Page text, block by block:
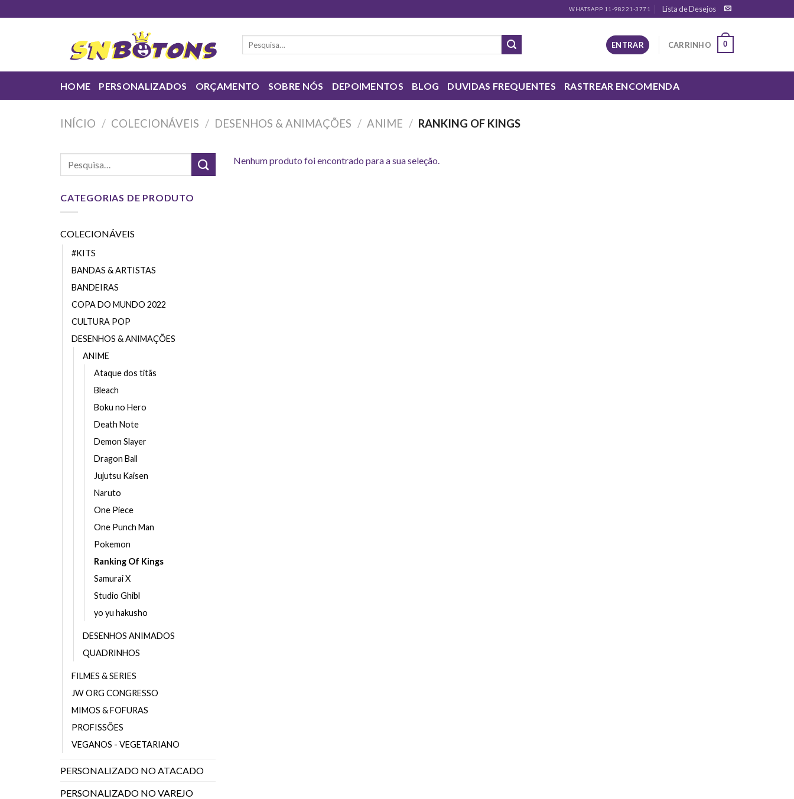
to
WHATSAPP 11-98221-3771 Lista de Desejos
ENTRAR CARRINHO 0
HOME PERSONALIZADOS ORÇAMENTO SOBRE NÓS DEPOIMENTOS BLOG DUVIDAS FREQUENTES RASTREAR ENCOMENDA
INÍCIO / COLECIONÁVEIS / DESENHOS & ANIMAÇÕES / ANIME / RANKING OF KINGS
CATEGORIAS DE PRODUTO
COLECIONÁVEIS
#KITS
BANDAS & ARTISTAS
BANDEIRAS
COPA DO MUNDO 2022
CULTURA POP
DESENHOS & ANIMAÇÕES
ANIME
Ataque dos titãs
Bleach
Boku no Hero
Death Note
Demon Slayer
Dragon Ball
Jujutsu Kaisen
Naruto
One Piece
One Punch Man
Pokemon
Ranking Of Kings
Samurai X
Studio Ghibl
yo yu hakusho
DESENHOS ANIMADOS
QUADRINHOS
FILMES & SERIES
JW ORG CONGRESSO
MIMOS & FOFURAS
PROFISSÕES
VEGANOS - VEGETARIANO
PERSONALIZADO NO ATACADO
PERSONALIZADO NO VAREJO
Nenhum produto foi encontrado para a sua seleção.